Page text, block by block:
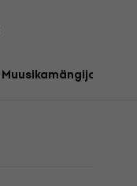
Muusikamängijad